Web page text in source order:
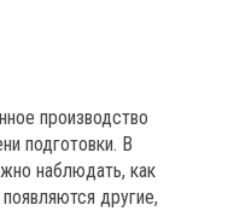
производство
подготовки. В
наблюдать, как
другие,